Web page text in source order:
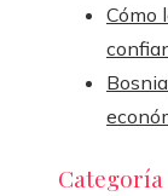
Cómo
Categoría